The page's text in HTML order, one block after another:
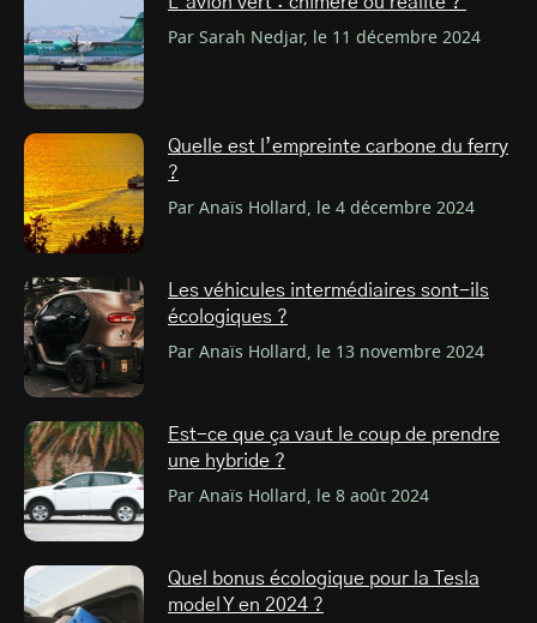
Par Sarah Nedjar, le 11 décembre 2024
Quelle est l’empreinte carbone du ferry
?
Par Anaïs Hollard, le 4 décembre 2024
Les véhicules intermédiaires sont-ils
écologiques ?
Par Anaïs Hollard, le 13 novembre 2024
Est-ce que ça vaut le coup de prendre
une hybride ?
Par Anaïs Hollard, le 8 août 2024
Quel bonus écologique pour la Tesla
model Y en 2024 ?